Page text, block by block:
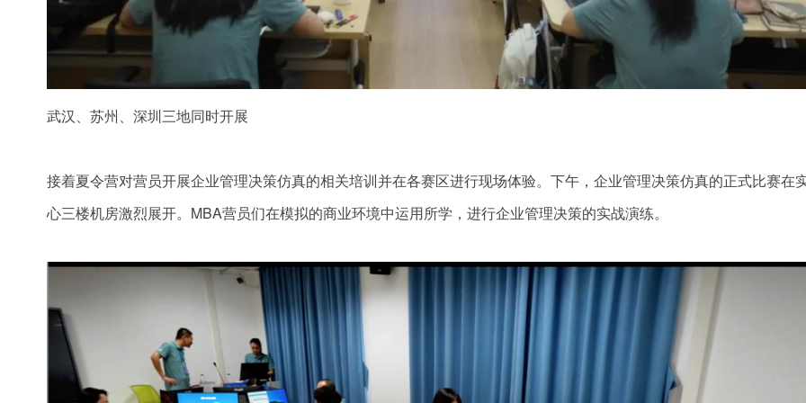
武汉、苏州、深圳三地同时开展
接着夏令营对营员开展企业管理决策仿真的相关培训并在各赛区进行现场体验。下午，企业管理决策仿真的正式比赛在
心三楼机房激烈展开。MBA营员们在模拟的商业环境中运用所学，进行企业管理决策的实战演练。